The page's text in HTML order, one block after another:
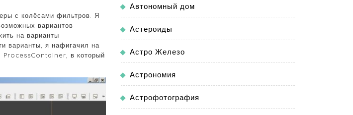
с колёсами фильтров. Я
вариантов
на варианты
варианты, я нафигачил на
ProcessContainer, в который
Автономный дом
Астероиды
Астро Железо
Астрономия
Астрофотография